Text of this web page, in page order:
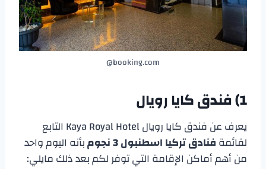
booking.com@
1) فندق كايا رويال
يعرف عن فندق كايا رويال Kaya Royal Hotel التابع
لقائمةفنادق تركيا اسطنبول 3 نجوم
بأنه اليوم واحد
من أهم أماكن الإقامة التي توفر لكم بعد ذلك مايلي: